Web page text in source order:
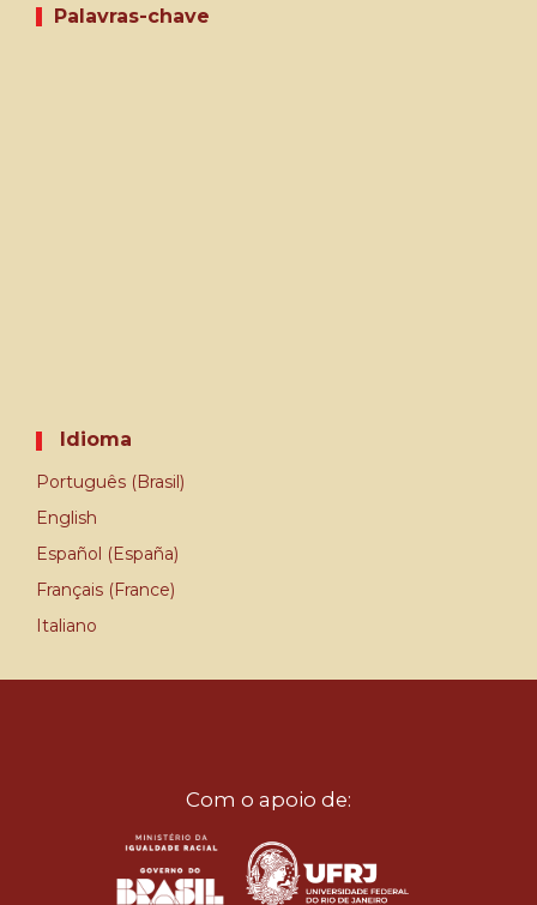
Palavras-chave
Idioma
Português (Brasil)
English
Español (España)
Français (France)
Italiano
Com o apoio de: